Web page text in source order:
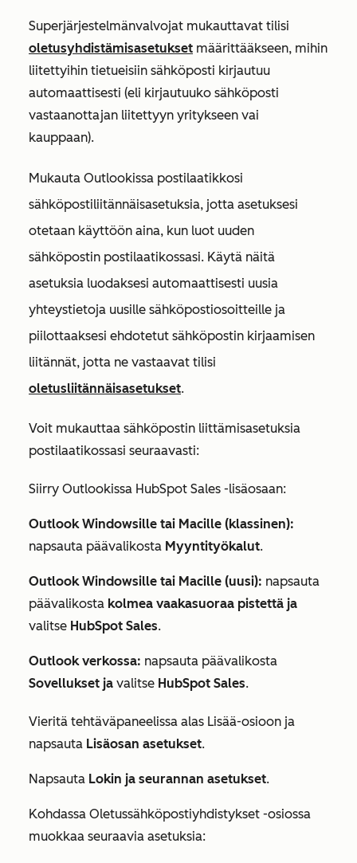
Superjärjestelmänvalvojat mukauttavat tilisi
oletusyhdistämisasetukset määrittääkseen, mihin
liitettyihin tietueisiin sähköposti kirjautuu
automaattisesti (eli kirjautuuko sähköposti
vastaanottajan liitettyyn yritykseen vai
kauppaan).
Mukauta Outlookissa postilaatikkosi
sähköpostiliitännäisasetuksia, jotta asetuksesi
otetaan käyttöön aina, kun luot uuden
sähköpostin postilaatikossasi. Käytä näitä
asetuksia luodaksesi automaattisesti uusia
yhteystietoja uusille sähköpostiosoitteille ja
piilottaaksesi ehdotetut sähköpostin kirjaamisen
liitännät, jotta ne vastaavat tilisi
oletusliitännäisasetukset.
Voit mukauttaa sähköpostin liittämisasetuksia
postilaatikossasi seuraavasti:
Siirry Outlookissa HubSpot Sales -lisäosaan:
Outlook Windowsille tai Macille (klassinen):
napsauta päävalikosta Myyntityökalut.
Outlook Windowsille tai Macille (uusi): napsauta
päävalikosta kolmea vaakasuoraa pistettä ja
valitse HubSpot Sales.
Outlook verkossa: napsauta päävalikosta
Sovellukset ja valitse HubSpot Sales.
Vieritä tehtäväpaneelissa alas Lisää-osioon ja
napsauta Lisäosan asetukset.
Napsauta Lokin ja seurannan asetukset.
Kohdassa Oletussähköpostiyhdistykset -osiossa
muokkaa seuraavia asetuksia: